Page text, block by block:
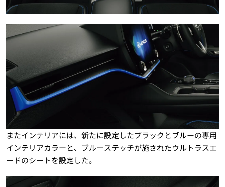
またインテリアには、新たに設定したブラックとブルーの専用
インテリアカラーと、ブルーステッチが施されたウルトラスエ
ードのシートを設定した。